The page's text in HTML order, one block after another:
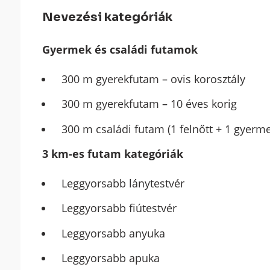
Nevezési kategóriák
Gyermek és családi futamok
300 m gyerekfutam – ovis korosztály
300 m gyerekfutam – 10 éves korig
300 m családi futam (1 felnőtt + 1
3 km-es futam kategóriák
Leggyorsabb lánytestvér
Leggyorsabb fiútestvér
Leggyorsabb anyuka
Leggyorsabb apuka